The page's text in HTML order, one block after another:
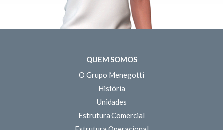
QUEM SOMOS
O Grupo Menegotti
História
Unidades
Estrutura Comercial